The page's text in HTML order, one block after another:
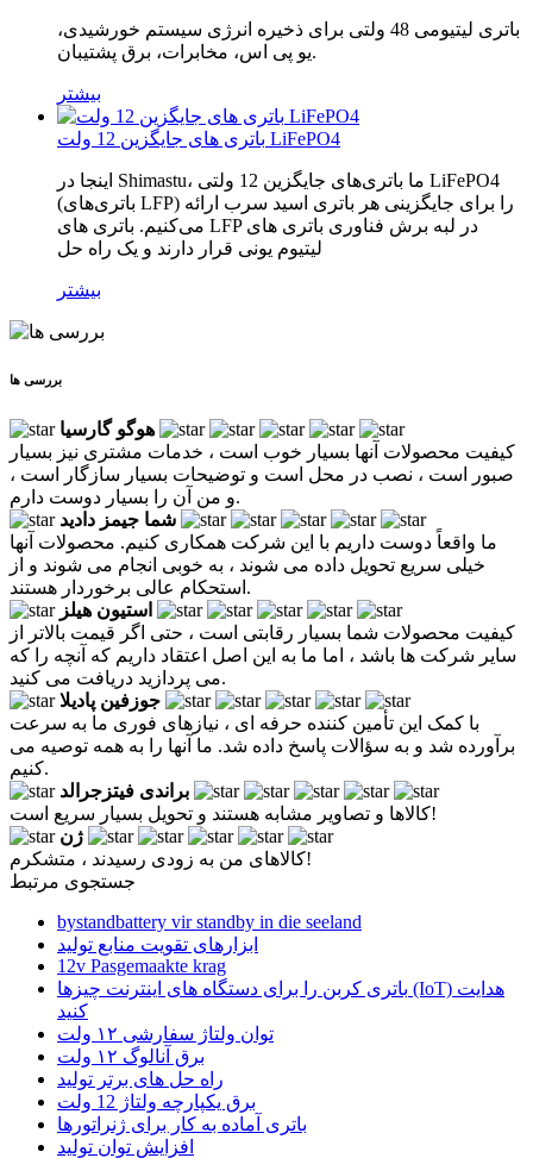
باتری لیتیومی 48 ولتی برای ذخیره انرژی سیستم خورشیدی،
یو پی اس، مخابرات، برق پشتیبان.
بیشتر
باتری های جایگزین 12 ولت LiFePO4
اینجا در Shimastu، ما باتری‌های جایگزین 12 ولتی LiFePO4
(باتری‌های LFP) را برای جایگزینی هر باتری اسید سرب ارائه
می‌کنیم. باتری های LFP در لبه برش فناوری باتری های
لیتیوم یونی قرار دارند و یک راه حل
بیشتر
بررسی ها
هوگو گارسیا
کیفیت محصولات آنها بسیار خوب است ، خدمات مشتری نیز بسیار
صبور است ، نصب در محل است و توضیحات بسیار سازگار است ،
و من آن را بسیار دوست دارم.
شما جیمز دادید
ما واقعاً دوست داریم با این شرکت همکاری کنیم. محصولات آنها
خیلی سریع تحویل داده می شوند ، به خوبی انجام می شوند و از
استحکام عالی برخوردار هستند.
استیون هیلز
کیفیت محصولات شما بسیار رقابتی است ، حتی اگر قیمت بالاتر از
سایر شرکت ها باشد ، اما ما به این اصل اعتقاد داریم که آنچه را که
می پردازید دریافت می کنید.
جوزفین پادیلا
با کمک این تأمین کننده حرفه ای ، نیازهای فوری ما به سرعت
برآورده شد و به سؤالات پاسخ داده شد. ما آنها را به همه توصیه می
کنیم.
براندی فیتزجرالد
کالاها و تصاویر مشابه هستند و تحویل بسیار سریع است!
ژن
کالاهای من به زودی رسیدند ، متشکرم!
جستجوی مرتبط
bystandbattery vir standby in die seeland
ابزارهای تقویت منابع تولید
12v Pasgemaakte krag
باتری کربن را برای دستگاه های اینترنت چیزها (IoT) هدایت
کنید
توان ولتاژ سفارشی ۱۲ ولت
برق آنالوگ ۱۲ ولت
راه حل های برتر تولید
برق یکپارچه ولتاژ 12 ولت
باتری آماده به کار برای ژنراتورها
افزایش توان تولید